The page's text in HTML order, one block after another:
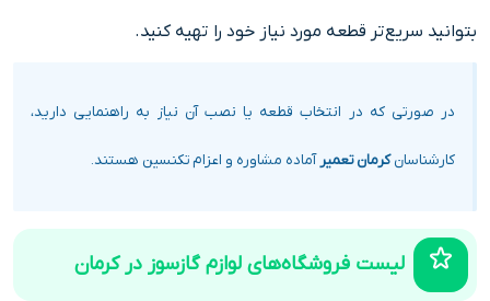
بتوانید سریع‌تر قطعه مورد نیاز خود را تهیه کنید.
در صورتی که در انتخاب قطعه یا نصب آن نیاز به راهنمایی دارید،
کارشناسانکرمان تعمیر آماده مشاوره و اعزام تکنسین هستند.
لیست فروشگاه‌های لوازم گازسوز در کرمان